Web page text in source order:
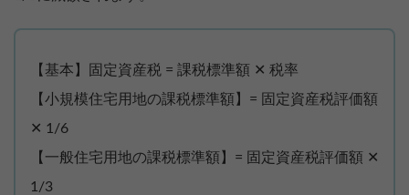
【基本】固定資産税 = 課税標準額 ✕ 税率
【小規模住宅用地の課税標準額】= 固定資産税評価額
✕ 1/6
【一般住宅用地の課税標準額】= 固定資産税評価額 ✕
1/3